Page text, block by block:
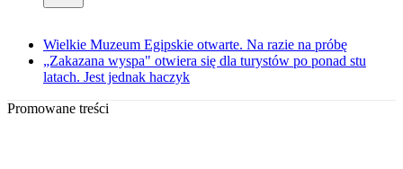
Wielkie Muzeum Egipskie otwarte. Na razie na próbę
„Zakazana wyspa" otwiera się dla turystów po ponad stu
latach. Jest jednak haczyk
Promowane treści